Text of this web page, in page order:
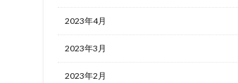
2023年4月
2023年3月
2023年2月